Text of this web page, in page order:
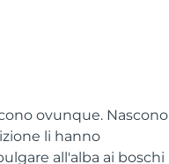
ovunque. Nascono
li hanno
all'alba ai boschi